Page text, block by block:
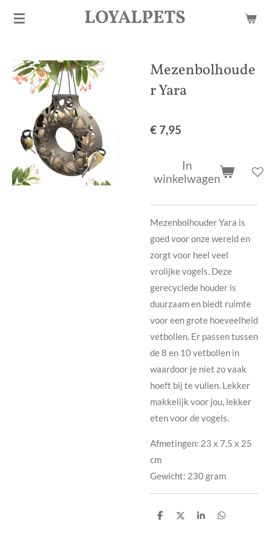
Ga
de
hoofdinhoud
LOYALPETS
Mezenbolhoude
r Yara
€ 7,95
In
winkelwagen
Mezenbolhouder Yara is
goed voor onze wereld en
zorgt voor heel veel
vrolijke vogels. Deze
gerecyclede houder is
duurzaam en biedt ruimte
voor een grote hoeveelheid
vetbollen. Er passen tussen
de 8 en 10 vetbollen in
waardoor je niet zo vaak
hoeft bij te vullen. Lekker
makkelijk voor jou, lekker
eten voor de vogels.
Afmetingen: 23 x 7,5 x 25
cm
Gewicht: 230 gram
D
D
S
D